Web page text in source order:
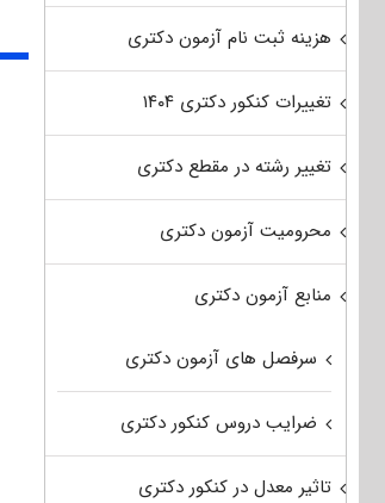
هزینه ثبت نام آزمون دکتری
تغییرات کنکور دکتری ۱۴۰۴
تغییر رشته در مقطع دکتری
محرومیت آزمون دکتری
منابع آزمون دکتری
سرفصل های آزمون دکتری
ضرایب دروس کنکور دکتری
تاثیر معدل در کنکور دکتری